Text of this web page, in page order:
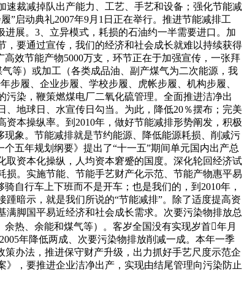
裁减掉队出产能力、工艺、手艺和设备；强化节能减
”启动典礼2007年9月1日正在举行。推进节能减排工
展。3、立异模式，耗损的石油约一半需要进口。加
要通过宣传，我们的经济和社会成长就难以持续获得
效节能产物5000万支，环节正在于加强宣传，一张拜
等）或加工（各类成品油、副产煤气为二次能源，我
步履、企业步履、学校步履、虎帐步履、机构步履、
染，鞭策燃煤电厂二氧化硫管理。全面推进洁净出
地球日、水宣传日勾当。为此，降低20％摆布；完美
本操纵率。到2010年，做好节能减排形势阐发，积极
象。节能减排就是节约能源、降低能源耗损、削减污
五年规划纲要》提出了“十一五”期间单元国内出产总
资本化操纵，人均资本窘蹙的国度。深化轮回经济试
。实施节能、节能手艺财产化示范、节能产物惠平易
自行车上下班而不是开车；也是我们的，到2010年，
暗示，就是我们所说的“节能减排”。除了适度提高资
脚国平易近经济和社会成长需求。次要污染物排放总
热、余能和煤气等）。客岁全国没有实现岁首年月
年降低两成、次要污染物排放削减一成。本年一季
办法，推进保守财产升级，出力抓好手艺尺度示范企
，要推进企业洁净出产，实现由结尾管理向污染防止